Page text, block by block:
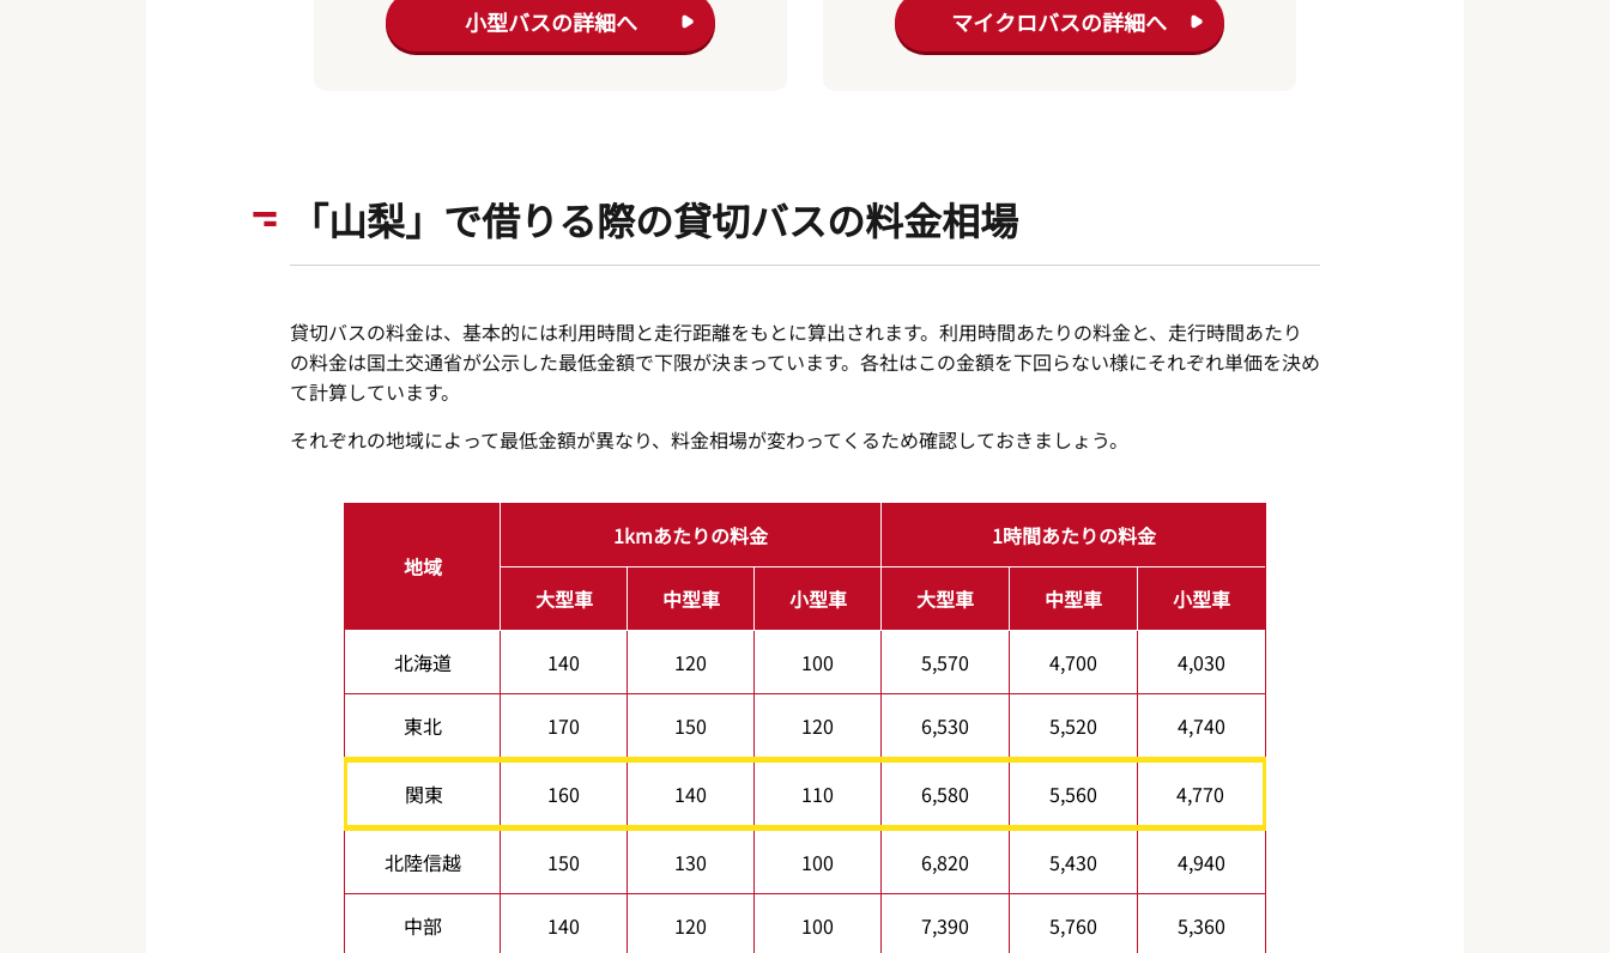
小型バスの詳細へ マイクロバスの詳細へ
「山梨」で借りる際の貸切バスの料金相場
貸切バスの料金は、基本的には利用時間と走行距離をもとに算出されます。利用時間あたりの料金と、走行時間あたり
の料金は国土交通省が公示した最低金額で下限が決まっています。各社はこの金額を下回らない様にそれぞれ単価を決め
て計算しています。
それぞれの地域によって最低金額が異なり、料金相場が変わってくるため確認しておきましょう。
地域
1kmあたりの料金 1時間あたりの料金
大型車 中型車 小型車 大型車 中型車 小型車
北海道 140 120 100 5,570 4,700 4,030
東北 170 150 120 6,530 5,520 4,740
関東 160 140 110 6,580 5,560 4,770
北陸信越 150 130 100 6,820 5,430 4,940
中部 140 120 100 7,390 5,760 5,360